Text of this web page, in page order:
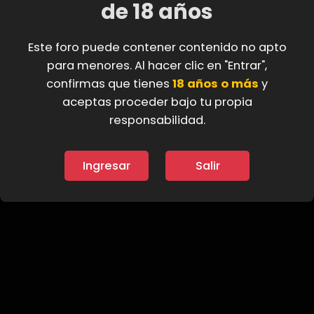
de 18 años
Este foro puede contener contenido no apto
para menores. Al hacer clic en "Entrar",
confirmas que tienes 18 años o más y
aceptas proceder bajo tu propia
responsabilidad.
Ingresar Salir
No hay temas en este foro.
Debes iniciar sesión o registrarte para publicar aquí.